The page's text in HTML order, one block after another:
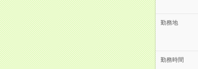
勤務地
勤務時間